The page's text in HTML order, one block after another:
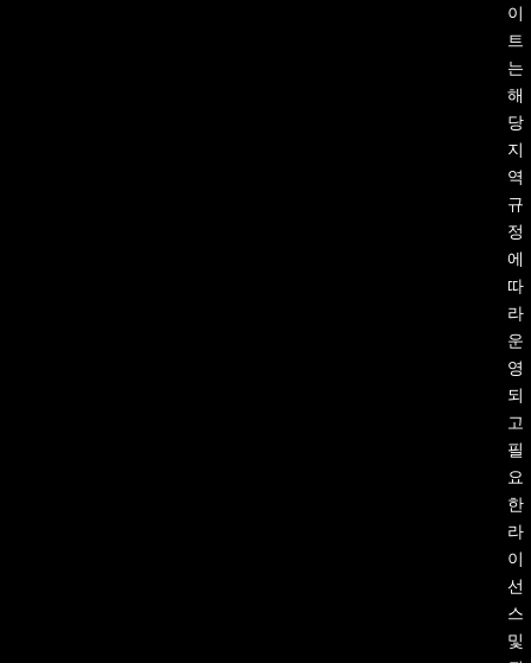
이
트
는
해
당
지
역
규
정
에
따
라
운
영
되
고
필
요
한
라
이
선
스
및